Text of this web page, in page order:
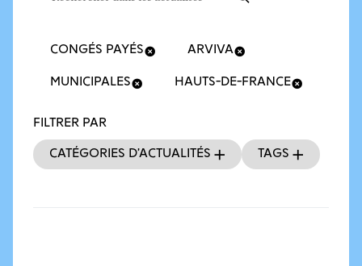
Recherche
FILTRER PAR
Catégories d’actualités Tags
CONGÉS PAYÉS ARVIVA
MUNICIPALES HAUTS-DE-FRANCE